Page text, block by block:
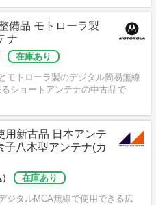
備品 モトローラ製
ナ
在庫あり
モトローラ製のデジタル簡易無線
ショートアンテナの中古品で
用新古品 日本アンテ
子八木型アンテナ(カ
在庫あり
ジタルMCA無線で使用できる広